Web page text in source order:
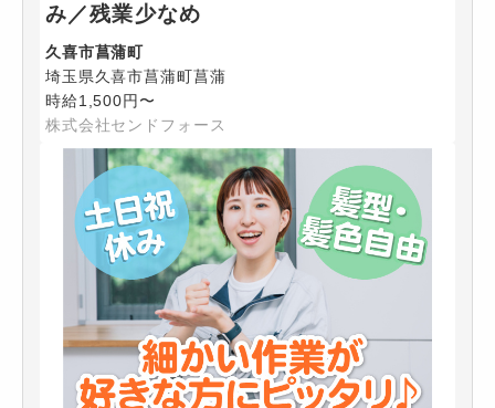
み／残業少なめ
久喜市菖蒲町
埼玉県久喜市菖蒲町菖蒲
時給1,500円〜
株式会社センドフォース